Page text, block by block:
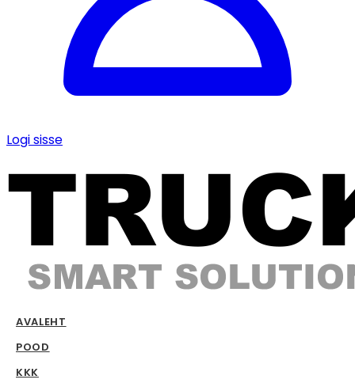
Logi sisse
AVALEHT
POOD
KKK